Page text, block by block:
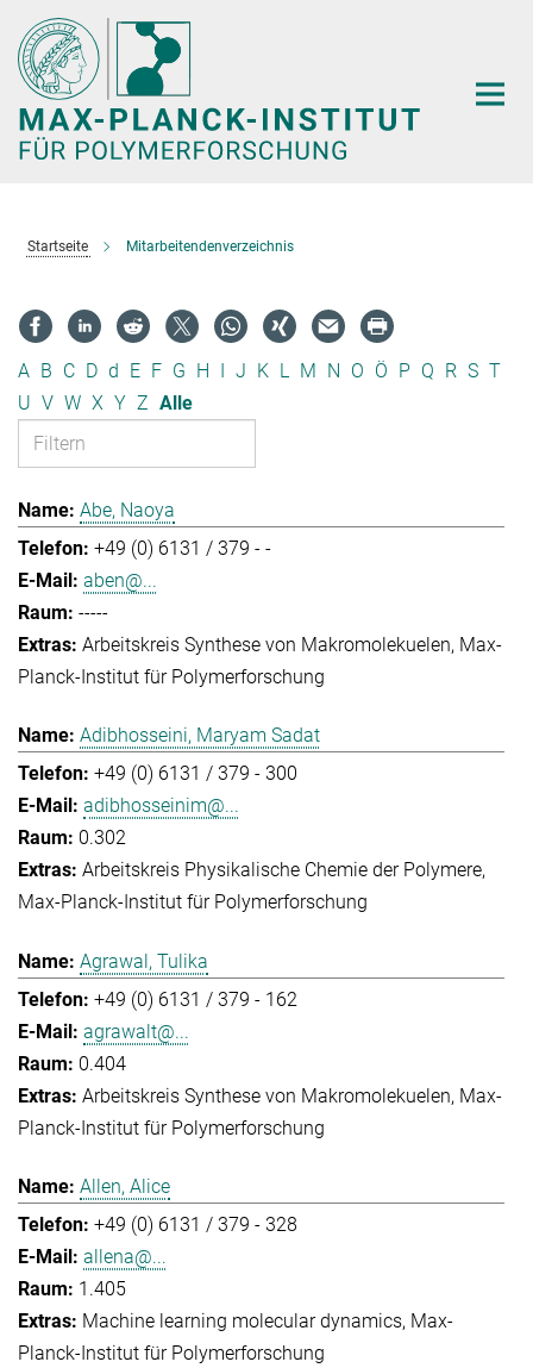
Hauptinhalt
Startseite Mitarbeitendenverzeichnis
A B C D d E F G H I J K L M N O Ö P Q R S T
U V W X Y Z Alle
Abe, Naoya
+49 (0) 6131 / 379 - -
aben@...
-----
Arbeitskreis Synthese von Makromolekuelen Max-
Planck-Institut für Polymerforschung
Adibhosseini, Maryam Sadat
+49 (0) 6131 / 379 - 300
adibhosseinim@...
0.302
Arbeitskreis Physikalische Chemie der Polymere
Max-Planck-Institut für Polymerforschung
Agrawal, Tulika
+49 (0) 6131 / 379 - 162
agrawalt@...
0.404
Arbeitskreis Synthese von Makromolekuelen Max-
Planck-Institut für Polymerforschung
Allen, Alice
+49 (0) 6131 / 379 - 328
allena@...
1.405
Machine learning molecular dynamics Max-
Planck-Institut für Polymerforschung